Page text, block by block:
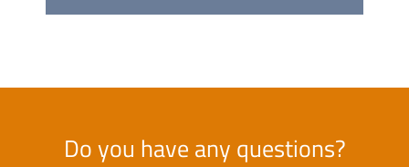
Do you have any questions?